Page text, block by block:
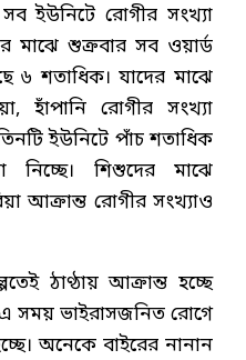
ইউনিটে রোগীর সংখ্যা
শুক্রবার সব ওয়ার্ড
৬ শতাধিক। যাদের মাঝে
হাঁপানি রোগীর সংখ্যা
ইউনিটে পাঁচ শতাধিক
নিচ্ছে। শিশুদের মাঝে
আক্রান্ত রোগীর সংখ্যাও
ঠাণ্ঠায় আক্রান্ত হচ্ছে
সময় ভাইরাসজনিত রোগে
অনেকে বাইরের নানান